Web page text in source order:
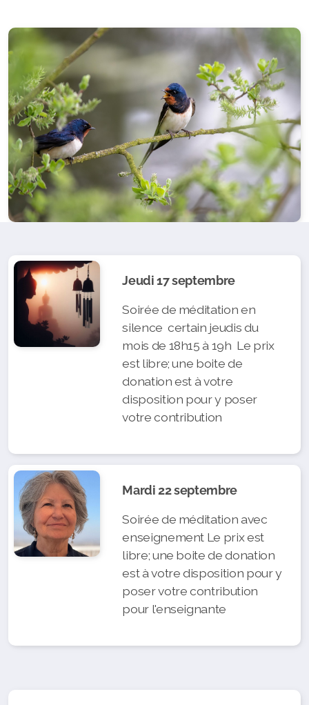
Jeudi 17 septembre
Soirée de méditation en
silence certain jeudis du
mois de 18h15 à 19h Le prix
est libre; une boite de
donation est à votre
disposition pour y poser
votre contribution
Mardi 22 septembre
Soirée de méditation avec
enseignement Le prix est
libre; une boite de donation
est à votre disposition pour y
poser votre contribution
pour l'enseignante